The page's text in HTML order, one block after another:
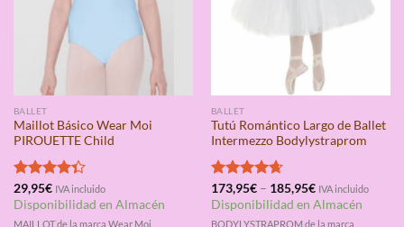
BALLET
Maillot Básico Wear Moi
PIROUETTE Child
Valorado
con4.33
29,95€ IVA incluido
Disponibilidad en Almacén
MAILLOT de la marca Wear Moi
BALLET
Tutú Romántico Largo de Ballet
Intermezzo Bodylystraprom
Valorado
con4.67
173,95€– 185,95€ IVA incluido
Disponibilidad en Almacén
BODYLYSTRAPROM de la marca